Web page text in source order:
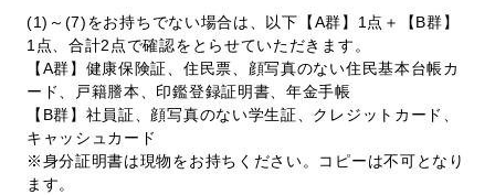
(1)～(7)をお持ちでない場合は、以下【A群】1点＋【B群】
1点、合計2点で確認をとらせていただきます。
【A群】健康保険証、住民票、顔写真のない住民基本台帳カ
ード、戸籍謄本、印鑑登録証明書、年金手帳
【B群】社員証、顔写真のない学生証、クレジットカード、
キャッシュカード
※身分証明書は現物をお持ちください。コピーは不可となり
ます。